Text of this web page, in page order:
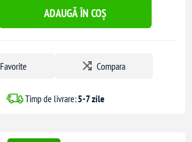
ADAUGĂ ÎN COȘ
Favorite Compara
Timp de livrare:5-7 zile